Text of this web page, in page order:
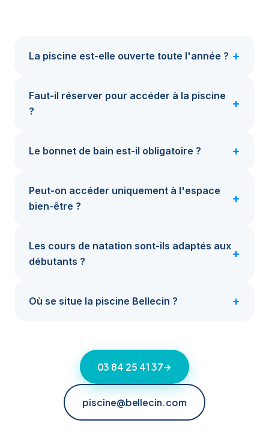
La piscine est-elle ouverte toute l'année ?
Faut-il réserver pour accéder à la piscine
?
Le bonnet de bain est-il obligatoire ?
Peut-on accéder uniquement à l'espace
bien-être ?
Les cours de natation sont-ils adaptés aux
débutants ?
Où se situe la piscine Bellecin ?
03 84 25 41 37→
piscine@bellecin.com